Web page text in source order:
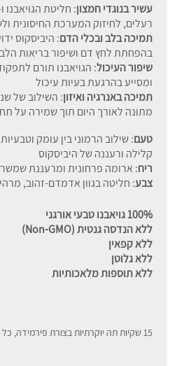
עשיר בנוגדי חמצון: חליטת הגויאבנו
רעלים, לחיזוק המערכת החיסונית
תמיכה בלב ובכלי הדם: היביסקוס
בהפחתת לחץ דם ושיפור בריאות הלב
שיפור העיכול: הגויאבנו תורם
ומסייע בהרגעת בעיות עיכול
תמיכה באנרגיה ואיזון: השילוב של
מתונה לאורך היום תוך שמירה על
טעם: שילוב הרמוני בין עומק
קלילה ורעננה של היביסקוס
ריח: ארומה פרחונית ומרעננת
צבע: חליטה בגוון אדמדם-זהוב,
100% גויאבנו טבעי אורגני
ללא הנדסה גנטית (Non-GMO)
ללא קפאין
ללא גלוטן
ללא תוספות מלאכותיות
15 שקיות תה יוקרתיות בצורת פירמידה, כל אחת במשקל 2 גרם